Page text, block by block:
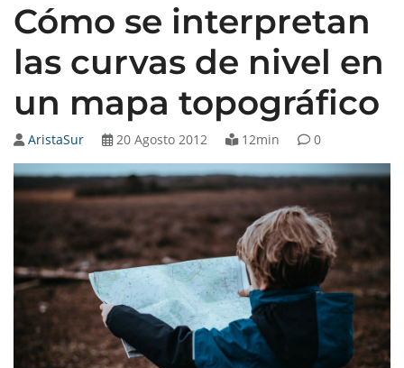
Cómo se interpretan
las curvas de nivel en
un mapa topográfico
AristaSur 20 Agosto 2012 12min 0